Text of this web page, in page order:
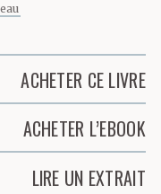
ACHETER CE LIVRE
ACHETER L’EBOOK
LIRE UN EXTRAIT